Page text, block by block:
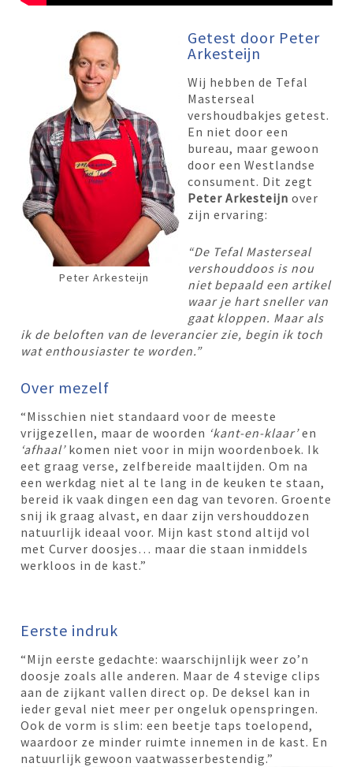
Peter Arkesteijn
Getest door Peter
Arkesteijn
Wij hebben de Tefal
Masterseal
vershoudbakjes getest.
En niet door een
bureau, maar gewoon
door een Westlandse
consument. Dit zegt
Peter Arkesteijn over
zijn ervaring:
“De Tefal Masterseal
vershouddoos is nou
niet bepaald een artikel
waar je hart sneller van
gaat kloppen. Maar als
ik de beloften van de leverancier zie, begin ik toch
wat enthousiaster te worden.”
Over mezelf
“Misschien niet standaard voor de meeste
vrijgezellen, maar de woorden ‘kant-en-klaar’en
‘afhaal’komen niet voor in mijn woordenboek. Ik
eet graag verse, zelfbereide maaltijden. Om na
een werkdag niet al te lang in de keuken te staan,
bereid ik vaak dingen een dag van tevoren. Groente
snij ik graag alvast, en daar zijn vershouddozen
natuurlijk ideaal voor. Mijn kast stond altijd vol
met Curver doosjes… maar die staan inmiddels
werkloos in de kast.”
Eerste indruk
“Mijn eerste gedachte: waarschijnlijk weer zo’n
doosje zoals alle anderen. Maar de 4 stevige clips
aan de zijkant vallen direct op. De deksel kan in
ieder geval niet meer per ongeluk openspringen.
Ook de vorm is slim: een beetje taps toelopend,
waardoor ze minder ruimte innemen in de kast. En
natuurlijk gewoon vaatwasserbestendig.”